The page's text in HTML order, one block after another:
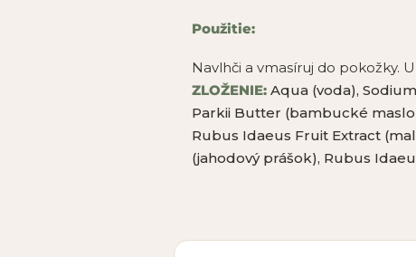
Použitie:
Navlhči a vmasíruj do pokožky.
ZLOŽENIE: Aqua (voda),
Parkii Butter (bambucké
Rubus Idaeus Fruit Extract
(jahodový prášok), Rubus